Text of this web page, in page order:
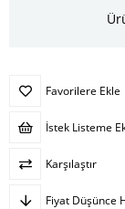
Favorilere Ekle
İstek Listeme
Karşılaştır
Fiyat Düşünce